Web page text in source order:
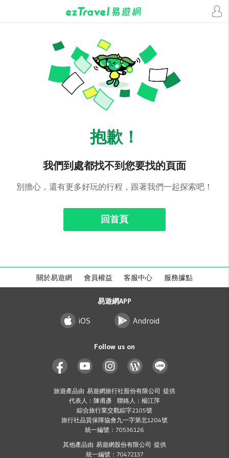
抱歉！
我們到處都找不到您要找的頁面
別擔心，還有更多好玩的行程，跟著我們一起探索吧！
回首頁
關於易遊網 會員權益 客服中心 服務據點
易遊網APP
iOS Android
Follow us on
旅遊產品由 易遊網旅行社股份有限公司 提供
代表人：陳甫彥 聯絡人：楊江萍
綜合旅行業交觀綜字2105號
旅行社品質保障協會九一字第北1204號
統一編號：70536126
其他產品由 易遊網股份有限公司 提供
統一編號：70472137